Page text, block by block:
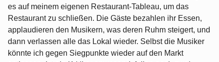
es auf meinem eigenen Restaurant-Tableau, um das
Restaurant zu schließen. Die Gäste bezahlen ihr Essen,
applaudieren den Musikern, was deren Ruhm steigert, und
dann verlassen alle das Lokal wieder. Selbst die Musiker
könnte ich gegen Siegpunkte wieder auf den Markt